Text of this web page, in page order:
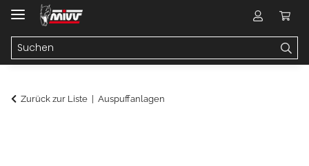
Zurück zur Liste Auspuffanlagen